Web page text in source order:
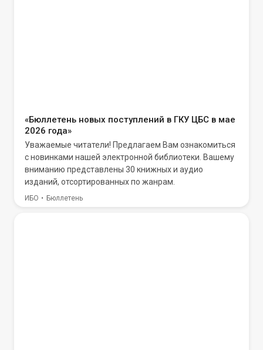
«Бюллетень новых поступлений в ГКУ ЦБС в мае
2026 года»
Уважаемые читатели! Предлагаем Вам ознакомиться
с новинками нашей электронной библиотеки. Вашему
вниманию представлены 30 книжных и аудио
изданий, отсортированных по жанрам.
ИБО Бюллетень